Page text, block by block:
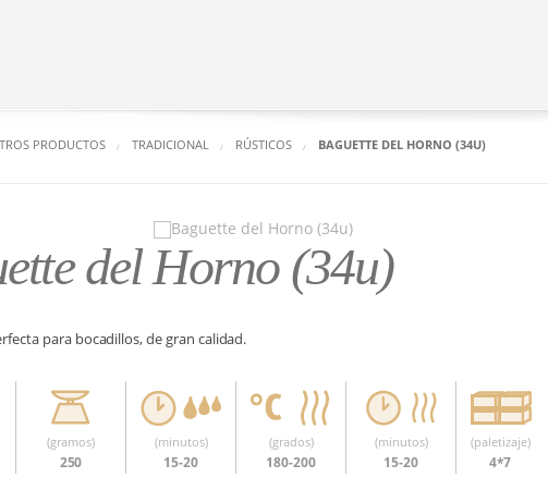
PRODUCTOS TRADICIONAL RÚSTICOS BAGUETTE DEL HORNO (34U)
del Horno (34u)
para bocadillos, de gran calidad.
(gramos)
250
(minutos)
15-20
(grados)
180-200
(minutos)
15-20
(paletizaje)
4*7